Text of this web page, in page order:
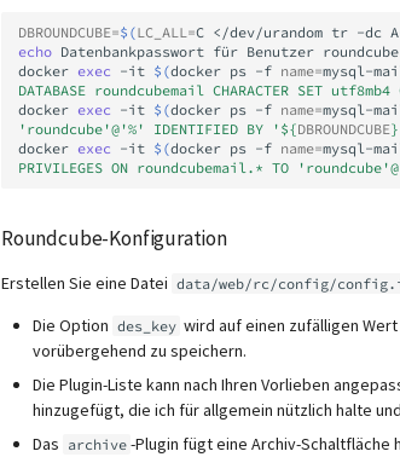
DBROUNDCUBE=$(LC_ALL=C </dev/urandom tr -dc
echo Datenbankpasswort für Benutzer roundcube
docker exec -it $(docker ps -f name=mysql-
DATABASE roundcubemail CHARACTER SET
docker exec -it $(docker ps -f name=mysql-
'roundcube'@'%' IDENTIFIED BY ' ${DBROUNDCUBE}
docker exec -it $(docker ps -f name=mysql-
PRIVILEGES ON roundcubemail.* TO
Roundcube-Konfiguration
Erstellen Sie eine Datei data/web/rc/config/
Die Option des_key wird auf einen zufälligen
vorübergehend zu speichern.
Die Plugin-Liste kann nach Ihren Vorlieben
hinzugefügt, die ich für allgemein nützlich halte
Das archive -Plugin fügt eine Archiv-Schaltfläche